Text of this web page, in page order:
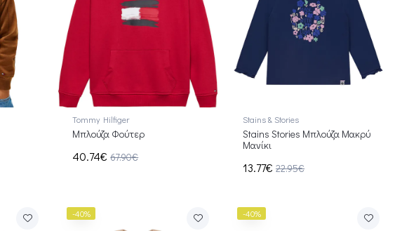
Tommy Hilfiger
Μπλούζα Φούτερ
40.74€ 67.90€
Stains & Stories
Stains Stories Μπλούζα Μακρύ
Μανίκι
13.77€ 22.95€
-40% -40%